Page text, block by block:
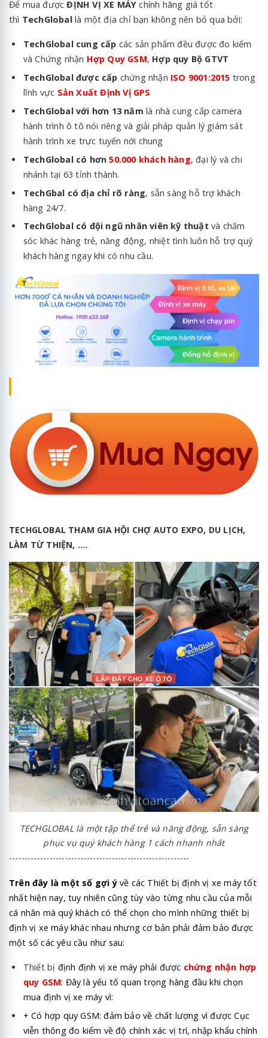
Để mua đượcĐỊNH VỊ XE MÁY chính hãng giá tốt
thì TechGloballà một địa chỉ bạn không nên bỏ qua bởi:
TechGlobal cung cấp các sản phẩm đều được đo kiểm
và Chứng nhận Hợp Quy GSM, Hợp quy Bộ GTVT
TechGlobal được cấp chứng nhận ISO 9001:2015 trong
lĩnh vực Sản Xuất Định Vị GPS
TechGlobal với hơn 13 năm là nhà cung cấp camera
hành trình ô tô nói riêng và giải pháp quản lý giám sát
hành trình xe trực tuyến nới chung
TechGlobal có hơn50.000 khách hàng, đại lý và chi
nhánh tại 63 tỉnh thành.
TechGbal có địa chỉ rõ ràng, sẵn sàng hỗ trợ khách
hàng 24/7.
TechGlobal có đội ngũ nhân viên kỹ thuật và chăm
sóc khác hàng trẻ, năng động, nhiệt tình luôn hỗ trợ quý
khách hàng ngay khi có nhu cầu.
TECHGLOBAL THAM GIA HỘI CHỢ AUTO EXPO, DU LỊCH,
LÀM TỪ THIỆN, ....
TECHGLOBAL là một tập thể trẻ và năng động, sẵn sàng
phục vụ quý khách hàng 1 cách nhanh nhất
----------------------------------------------------------
Trên đây là một số gợi ý về các Thiết bị định vị xe máy tốt
nhất hiện nay, tuy nhiên cũng tùy vào từng nhu cầu của mỗi
cá nhân mà quý khách có thể chọn cho mình những thiết bị
định vị xe máy khác nhau nhưng cơ bản phải đảm bảo được
một số các yêu cầu như sau:
Thiết bị định định vị xe máy phải được chứng nhận hợp
quy GSM: Đây là yếu tố quan trọng hàng đầu khi chọn
mua định vị xe máy vì:
+ Có hợp quy GSM: đảm bảo về chất lượng vì được Cục
viễn thông đo kiểm về độ chính xác vị trí, nhập khẩu chính